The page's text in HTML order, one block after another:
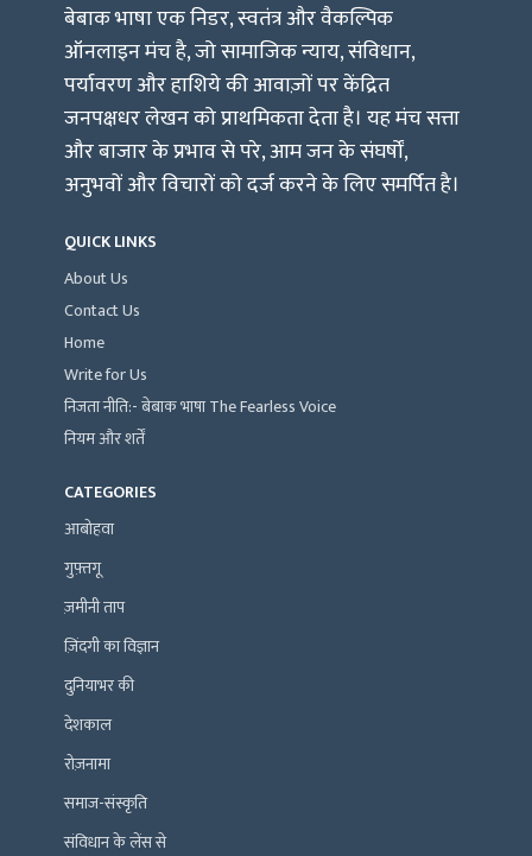
बेबाक भाषा एक निडर, स्वतंत्र और वैकल्पिक
ऑनलाइन मंच है, जो सामाजिक न्याय, संविधान,
पर्यावरण और हाशिये की आवाज़ों पर केंद्रित
जनपक्षधर लेखन को प्राथमिकता देता है। यह मंच सत्ता
और बाजार के प्रभाव से परे, आम जन के संघर्षों,
अनुभवों और विचारों को दर्ज करने के लिए समर्पित है।
QUICK LINKS
About Us
Contact Us
Home
Write for Us
निजता नीति:- बेबाक भाषा The Fearless Voice
नियम और शर्तें
CATEGORIES
आबोहवा
गुफ़्तगू
ज़मीनी ताप
ज़िंदगी का विज्ञान
दुनियाभर की
देशकाल
रोज़नामा
समाज-संस्कृति
संविधान के लेंस से